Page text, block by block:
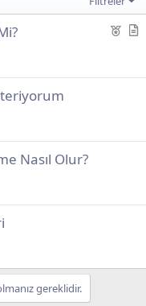
Ö
ç
a
Nasıl Olur?
gereklidir.